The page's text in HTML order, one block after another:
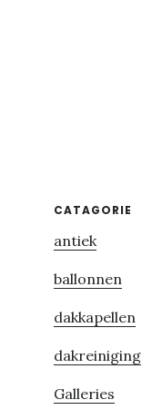
Primary
Sidebar
CATAGORIE
antiek
ballonnen
dakkapellen
dakreiniging
Galleries